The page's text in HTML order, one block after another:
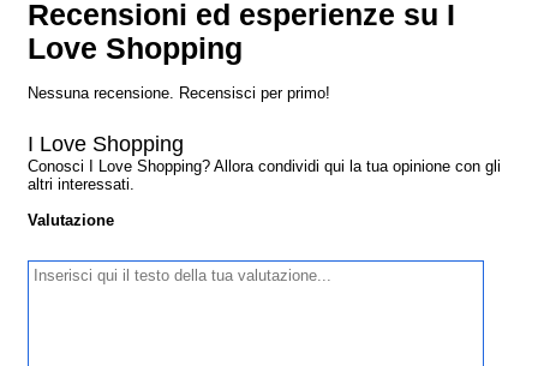
Recensioni ed esperienze su I
Love Shopping
Nessuna recensione. Recensisci per primo!
I Love Shopping
Conosci I Love Shopping? Allora condividi qui la tua opinione con gli
altri interessati.
Valutazione